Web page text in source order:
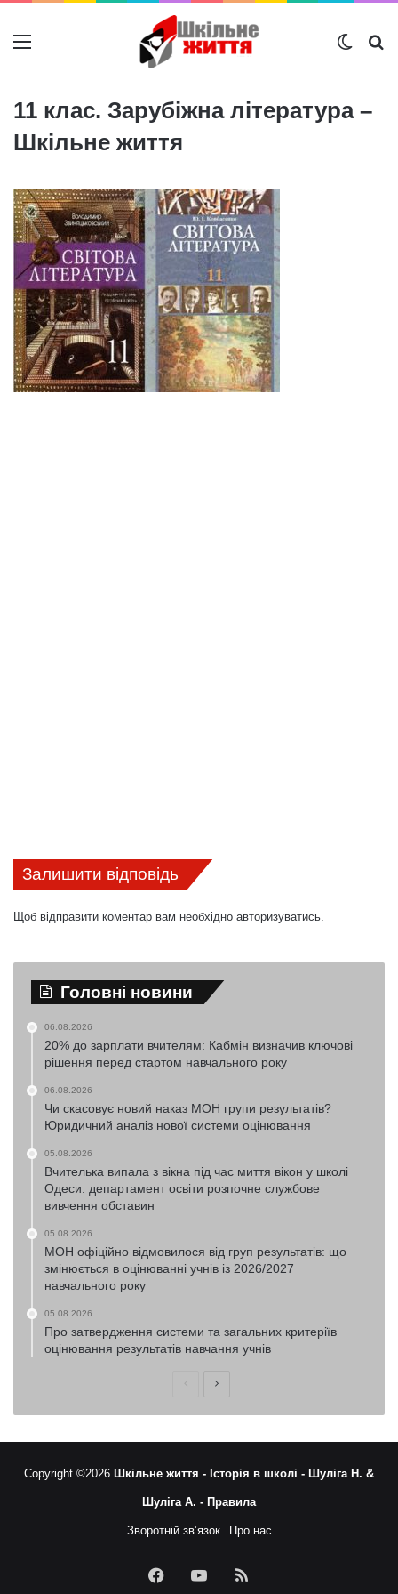
Меню
11 клас. Зарубіжна література –
Шкільне життя
Залишити відповідь
Щоб відправити коментар вам необхідно авторизуватись.
Головні новини
06.08.2026
20% до зарплати вчителям: Кабмін визначив ключові
рішення перед стартом навчального року
06.08.2026
Чи скасовує новий наказ МОН групи результатів?
Юридичний аналіз нової системи оцінювання
05.08.2026
Вчителька випала з вікна під час миття вікон у школі
Одеси: департамент освіти розпочне службове
вивчення обставин
05.08.2026
МОН офіційно відмовилося від груп результатів: що
змінюється в оцінюванні учнів із 2026/2027
навчального року
05.08.2026
Про затвердження системи та загальних критеріїв
оцінювання результатів навчання учнів
ПопередняНаступна
Copyright ©2026 Шкільне життя - Історія в школі - Шуліга Н. &
Шуліга А. - Правила
Зворотній зв’язок Про нас
FacebookYouTubeRSS